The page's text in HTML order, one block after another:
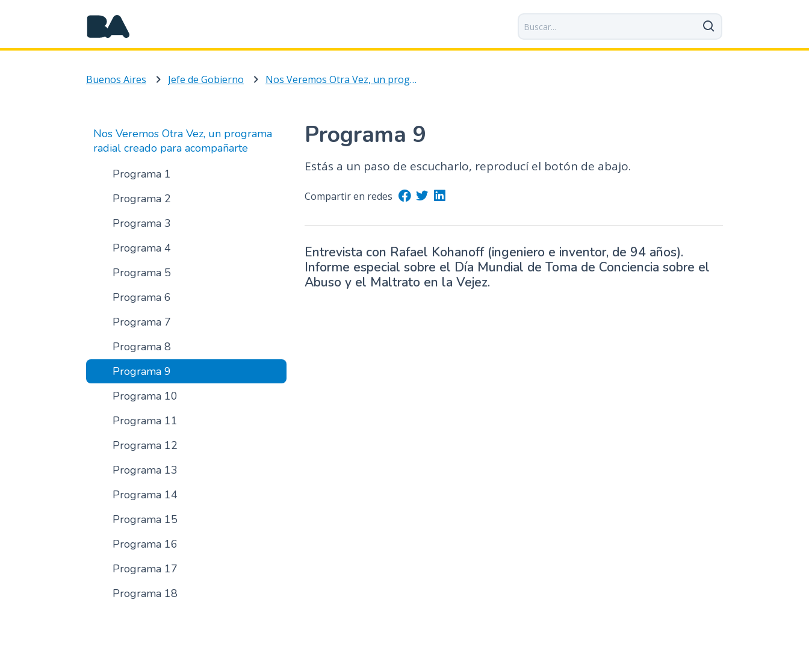
a
a
n
e
i
o
r
i
n
Buenos Aires Jefe de Gobierno Nos Veremos Otra Vez, un programa radial creado para acompañarte
Nos Veremos Otra Vez, un programa
radial creado para acompañarte
Programa 1
Programa 2
Programa 3
Programa 4
Programa 5
Programa 6
Programa 7
Programa 8
Programa 9
Programa 10
Programa 11
Programa 12
Programa 13
Programa 14
Programa 15
Programa 16
Programa 17
Programa 18
Programa 9
Estás a un paso de escucharlo, reproducí el botón de abajo.
Compartir en redes
Entrevista con Rafael Kohanoff (ingeniero e inventor, de 94 años).
Informe especial sobre el Día Mundial de Toma de Conciencia sobre el
Abuso y el Maltrato en la Vejez.